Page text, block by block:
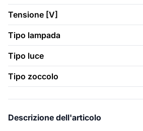
Tensione [V]
Tipo lampada
Tipo luce
Tipo zoccolo
Descrizione dell'articolo